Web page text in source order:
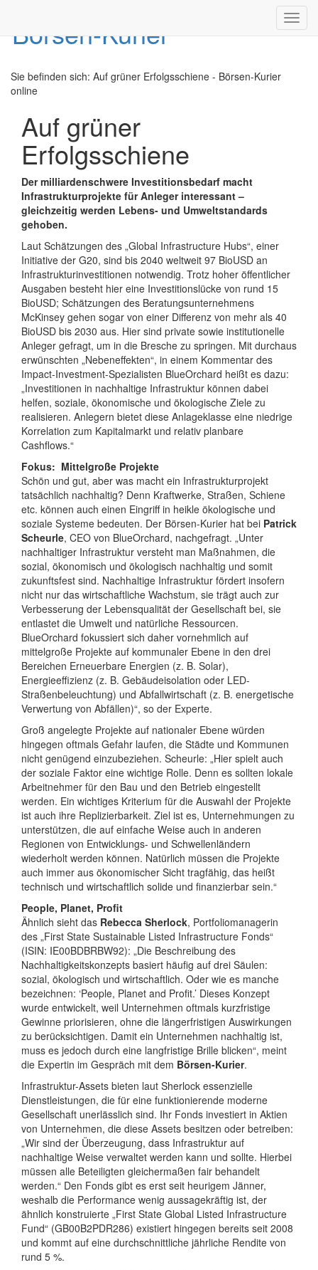
Sie befinden sich: Auf grüner Erfolgsschiene - Börsen-Kurier
online
Auf grüner
Erfolgsschiene
Der milliardenschwere Investitionsbedarf macht
Infrastrukturprojekte für Anleger interessant –
gleichzeitig werden Lebens- und Umweltstandards
gehoben.
Laut Schätzungen des „Global Infrastructure Hubs“, einer
Initiative der G20, sind bis 2040 weltweit 97 BioUSD an
Infrastrukturinvestitionen notwendig. Trotz hoher öffentlicher
Ausgaben besteht hier eine Investitionslücke von rund 15
BioUSD; Schätzungen des Beratungsunternehmens
McKinsey gehen sogar von einer Differenz von mehr als 40
BioUSD bis 2030 aus. Hier sind private sowie institutionelle
Anleger gefragt, um in die Bresche zu springen. Mit durchaus
erwünschten „Nebeneffekten“, in einem Kommentar des
Impact-Investment-Spezialisten BlueOrchard heißt es dazu:
„Investitionen in nachhaltige Infrastruktur können dabei
helfen, soziale, ökonomische und ökologische Ziele zu
realisieren. Anlegern bietet diese Anlageklasse eine niedrige
Korrelation zum Kapitalmarkt und relativ planbare
Cashflows.“
Fokus: Mittelgroße Projekte
Schön und gut, aber was macht ein Infrastrukturprojekt
tatsächlich nachhaltig? Denn Kraftwerke, Straßen, Schiene
etc. können auch einen Eingriff in heikle ökologische und
soziale Systeme bedeuten. Der Börsen-Kurier hat bei Patrick
Scheurle, CEO von BlueOrchard, nachgefragt. „Unter
nachhaltiger Infrastruktur versteht man Maßnahmen, die
sozial, ökonomisch und ökologisch nachhaltig und somit
zukunftsfest sind. Nachhaltige Infrastruktur fördert insofern
nicht nur das wirtschaftliche Wachstum, sie trägt auch zur
Verbesserung der Lebensqualität der Gesellschaft bei, sie
entlastet die Umwelt und natürliche Ressourcen.
BlueOrchard fokussiert sich daher vornehmlich auf
mittelgroße Projekte auf kommunaler Ebene in den drei
Bereichen Erneuerbare Energien (z. B. Solar),
Energieeffizienz (z. B. Gebäudeisolation oder LED-
Straßenbeleuchtung) und Abfallwirtschaft (z. B. energetische
Verwertung von Abfällen)“, so der Experte.
Groß angelegte Projekte auf nationaler Ebene würden
hingegen oftmals Gefahr laufen, die Städte und Kommunen
nicht genügend einzubeziehen. Scheurle: „Hier spielt auch
der soziale Faktor eine wichtige Rolle. Denn es sollten lokale
Arbeitnehmer für den Bau und den Betrieb eingestellt
werden. Ein wichtiges Kriterium für die Auswahl der Projekte
ist auch ihre Replizierbarkeit. Ziel ist es, Unternehmungen zu
unterstützen, die auf einfache Weise auch in anderen
Regionen von Entwicklungs- und Schwellenländern
wiederholt werden können. Natürlich müssen die Projekte
auch immer aus ökonomischer Sicht tragfähig, das heißt
technisch und wirtschaftlich solide und finanzierbar sein.“
People, Planet, Profit
Ähnlich sieht das Rebecca Sherlock, Portfoliomanagerin
des „First State Sustainable Listed Infrastructure Fonds“
(ISIN: IE00BDBRBW92): „Die Beschreibung des
Nachhaltigkeitskonzepts basiert häufig auf drei Säulen:
sozial, ökologisch und wirtschaftlich. Oder wie es manche
bezeichnen: ‘People, Planet and Profit.’ Dieses Konzept
wurde entwickelt, weil Unternehmen oftmals kurzfristige
Gewinne priorisieren, ohne die längerfristigen Auswirkungen
zu berücksichtigen. Damit ein Unternehmen nachhaltig ist,
muss es jedoch durch eine langfristige Brille blicken“, meint
die Expertin im Gespräch mit dem Börsen-Kurier.
Infrastruktur-Assets bieten laut Sherlock essenzielle
Dienstleistungen, die für eine funktionierende moderne
Gesellschaft unerlässlich sind. Ihr Fonds investiert in Aktien
von Unternehmen, die diese Assets besitzen oder betreiben:
„Wir sind der Überzeugung, dass Infrastruktur auf
nachhaltige Weise verwaltet werden kann und sollte. Hierbei
müssen alle Beteiligten gleichermaßen fair behandelt
werden.“ Den Fonds gibt es erst seit heurigem Jänner,
weshalb die Performance wenig aussagekräftig ist, der
ähnlich konstruierte „First State Global Listed Infrastructure
Fund“ (GB00B2PDR286) existiert hingegen bereits seit 2008
und kommt auf eine durchschnittliche jährliche Rendite von
rund 5 %.